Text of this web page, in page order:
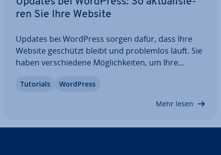
ren Sie Ihre Website
Updates bei WordPress sorgen dafür, dass Ihre
Website geschützt bleibt und pro­blem­los läuft. Sie
haben ver­schie­de­ne Mög­lich­kei­ten, um Ihre
Ihnen, warum re­gel­mä­ßi­ge Updates wichtig sind,
wann Sie diese durch­füh­ren sollten, was es…
Tutorials WordPress
Mehr lesen